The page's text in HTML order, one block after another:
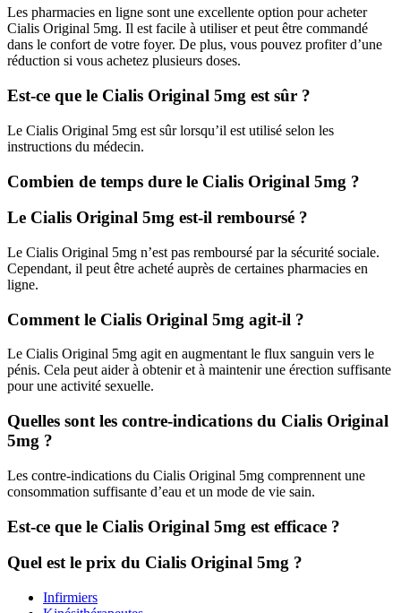
Les pharmacies en ligne sont une excellente option pour acheter
Cialis Original 5mg. Il est facile à utiliser et peut être commandé
dans le confort de votre foyer. De plus, vous pouvez profiter d’une
réduction si vous achetez plusieurs doses.
Est-ce que le Cialis Original 5mg est sûr ?
Le Cialis Original 5mg est sûr lorsqu’il est utilisé selon les
instructions du médecin.
Combien de temps dure le Cialis Original 5mg ?
Le Cialis Original 5mg est-il remboursé ?
Le Cialis Original 5mg n’est pas remboursé par la sécurité sociale.
Cependant, il peut être acheté auprès de certaines pharmacies en
ligne.
Comment le Cialis Original 5mg agit-il ?
Le Cialis Original 5mg agit en augmentant le flux sanguin vers le
pénis. Cela peut aider à obtenir et à maintenir une érection suffisante
pour une activité sexuelle.
Quelles sont les contre-indications du Cialis Original
5mg ?
Les contre-indications du Cialis Original 5mg comprennent une
consommation suffisante d’eau et un mode de vie sain.
Est-ce que le Cialis Original 5mg est efficace ?
Quel est le prix du Cialis Original 5mg ?
Infirmiers